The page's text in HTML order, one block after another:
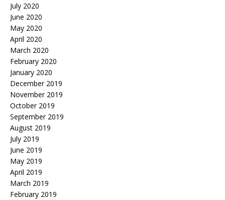
July 2020
June 2020
May 2020
April 2020
March 2020
February 2020
January 2020
December 2019
November 2019
October 2019
September 2019
August 2019
July 2019
June 2019
May 2019
April 2019
March 2019
February 2019